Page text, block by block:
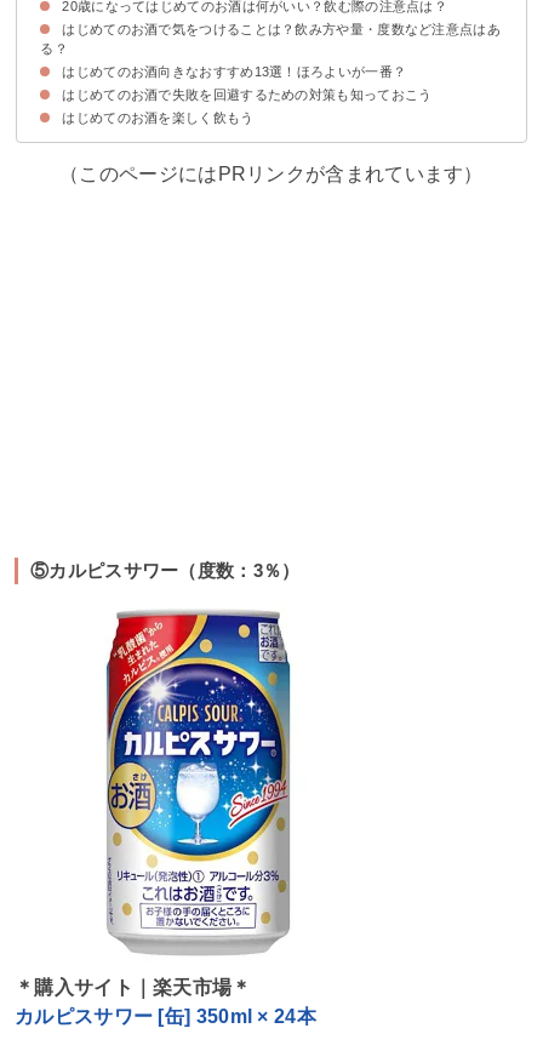
20歳になってはじめてのお酒は何がいい？飲む際の注意点は？
はじめてのお酒で気をつけることは？飲み方や量・度数など注意点はあ
る？
①空腹時に飲まない・食事も一緒に摂る
②一気飲み・大量にガブ飲みしない
③アルコール度数が5％より高いお酒は避ける
④頻繁にトイレに行く
⑤水分やお茶も等量飲む
⑥複数の種類のお酒を飲まない
⑦自分のお酒への強さを過信しない
⑧薬を服用している場合は医者に相談する
はじめてのお酒向きなおすすめ13選！ほろよいが一番？
①サントリー ほろよい（度数：3％）
②キリン氷結チューハイ（度数：4％～5％）
③サッポロ ザ.ドラフティ（度数：0.7％）
④アサヒ カクテル・パートナー （度数：3％）
⑤カルピスサワー（度数：3％）
⑥スミノフアイス（度数：5％）
⑦サッポロ 男梅サワー（度数：5％）
⑧キリン 本搾りチューハイ オレンジ（度数：5％）
⑨アサヒビール 贅沢搾り グレープフルーツ（度数：4％）
⑩富永貿易 素滴しぼり 果汁100％チューハイ（度数：4％）
⑪コロナ・エキストラ（度数：4.5％）
⑫サントリー チューハイ GREEN 1/2 グリーンハーフ 糖質オフ（度数：
5％）
⑬メルシャン 甘熟ぶどうのおいしいワイン 赤（度数：4％）
はじめてのお酒で失敗を回避するための対策も知っておこう
自宅で自分のお酒の限界の量を知るのがおすすめ
はじめてのお酒を楽しく飲もう
（このページにはPRリンクが含まれています）
⑤カルピスサワー（度数：3％）
＊購入サイト｜楽天市場＊
カルピスサワー [缶] 350ml × 24本